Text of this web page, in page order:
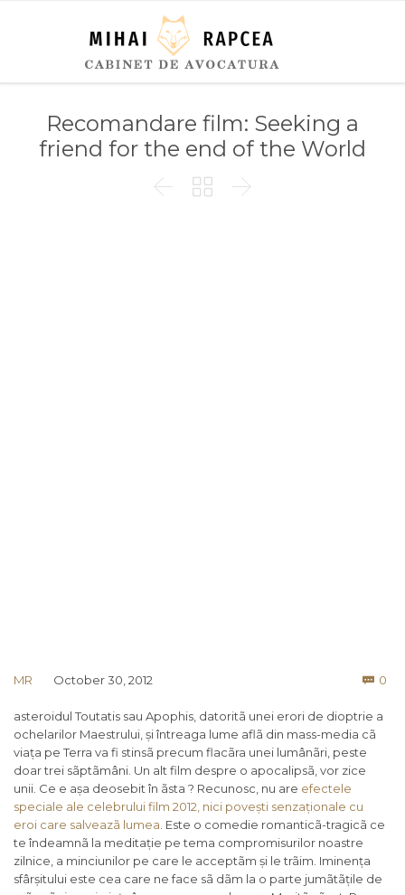
Recomandare film: Seeking a
friend for the end of the World
  
MR October 30, 2012  0
asteroidul Toutatis sau Apophis, datoritã unei erori de dioptrie a
ochelarilor Maestrului, și întreaga lume aflã din mass-media cã
viața pe Terra va fi stinsã precum flacãra unei lumânãri, peste
doar trei sãptãmâni. Un alt film despre o apocalipsã, vor zice
unii. Ce e așa deosebit în ãsta ? Recunosc, nu are efectele
speciale ale celebrului film 2012, nici povești senzaționale cu
eroi care salveazã lumea . Este o comedie romanticã-tragicã ce
te îndeamnã la meditație pe tema compromisurilor noastre
zilnice, a minciunilor pe care le acceptãm și le trãim. Iminența
sfârșitului este cea care ne face sã dãm la o parte jumãtãțile de